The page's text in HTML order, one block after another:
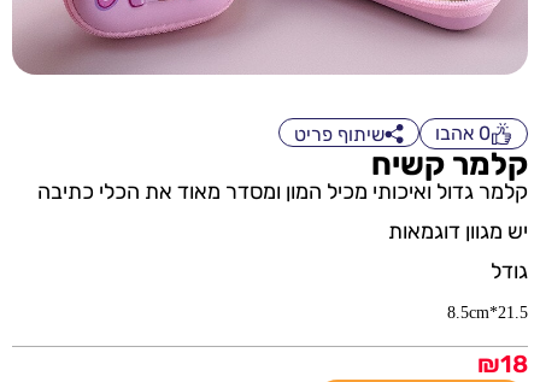
0 אהבו שיתוף פריט
קלמר קשיח
קלמר גדול ואיכותי מכיל המון ומסדר מאוד את הכלי כתיבה
יש מגוון דוגמאות
גודל
21.5*8.5cm
₪18